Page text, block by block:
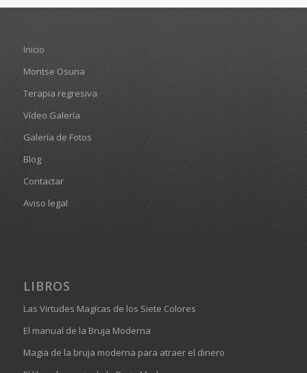
Inicio
Montse Osuna
Terapia regresiva
Vídeo Galería
Galería de Fotos
Blog
Contactar
Aviso legal
LIBROS
Las Virtudes Magícas de los Siete Colores
El manual de la Bruja Moderna
Magia de la bruja moderna para atraer el dinero